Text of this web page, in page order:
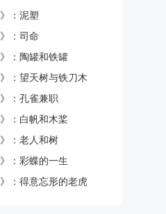
：泥塑
：司命
：陶罐和铁罐
：望天树与铁刀木
：孔雀兼职
：白帆和木桨
：老人和树
：彩蝶的一生
：得意忘形的老虎